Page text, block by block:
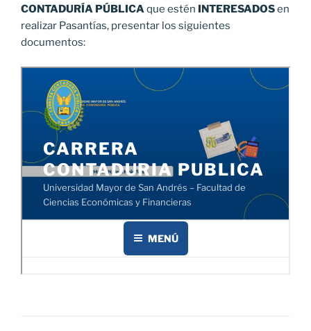
CONTADURÍA PÚBLICAque estén INTERESADOSen
realizar Pasantías, presentar los siguientes
documentos: